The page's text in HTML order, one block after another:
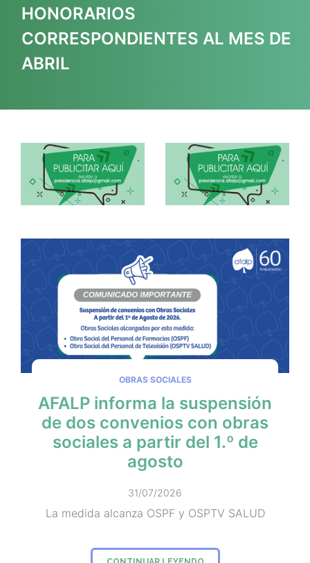
HONORARIOS
CORRESPONDIENTES AL MES DE
ABRIL
OBRAS SOCIALES
AFALP informa la suspensión
de dos convenios con obras
sociales a partir del 1.º de
agosto
31/07/2026
La medida alcanza OSPF y OSPTV SALUD